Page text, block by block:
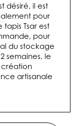
désiré, il est
pour
tapis Tsar est
pour
du stockage
semaines, le
artisanale